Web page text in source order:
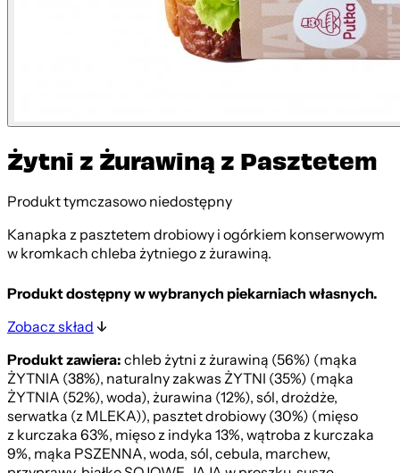
Żytni z Żurawiną z Pasztetem
Produkt tymczasowo niedostępny
Kanapka z pasztetem drobiowy i ogórkiem konserwowym
w kromkach chleba żytniego z żurawiną.
Produkt dostępny w wybranych piekarniach własnych.
Zobacz skład
Produkt zawiera:chleb żytni z żurawiną (56%) (mąka
ŻYTNIA (38%), naturalny zakwas ŻYTNI (35%) (mąka
ŻYTNIA (52%), woda), żurawina (12%), sól, drożdże,
serwatka (z MLEKA)), pasztet drobiowy (30%) (mięso
z kurczaka 63%, mięso z indyka 13%, wątroba z kurczaka
9%, mąka PSZENNA, woda, sól, cebula, marchew,